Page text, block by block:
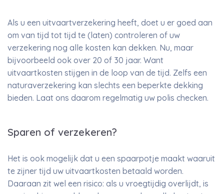
Als u een uitvaartverzekering heeft, doet u er goed aan
om van tijd tot tijd te (laten) controleren of uw
verzekering nog alle kosten kan dekken. Nu, maar
bijvoorbeeld ook over 20 of 30 jaar. Want
uitvaartkosten stijgen in de loop van de tijd. Zelfs een
naturaverzekering kan slechts een beperkte dekking
bieden. Laat ons daarom regelmatig uw polis checken.
Sparen of verzekeren?
Het is ook mogelijk dat u een spaarpotje maakt waaruit
te zijner tijd uw uitvaartkosten betaald worden.
Daaraan zit wel een risico: als u vroegtijdig overlijdt, is